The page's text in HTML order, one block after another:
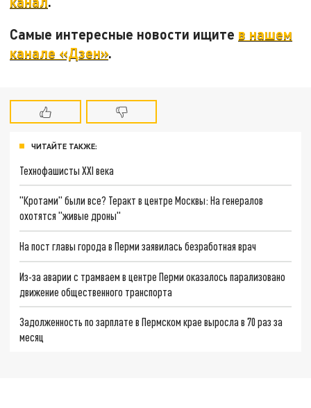
Самые интересные новости ищите в нашем
канале «Дзен».
ЧИТАЙТЕ ТАКЖЕ:
Технофашисты XXI века
"Кротами" были все? Теракт в центре Москвы: На генералов
охотятся "живые дроны"
На пост главы города в Перми заявилась безработная врач
Из-за аварии с трамваем в центре Перми оказалось парализовано
движение общественного транспорта
Задолженность по зарплате в Пермском крае выросла в 70 раз за
месяц